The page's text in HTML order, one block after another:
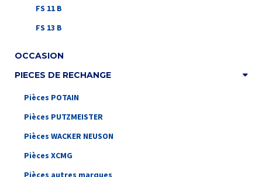
FS 11 B
FS 13 B
OCCASION
PIECES DE RECHANGE
Pièces POTAIN
Pièces PUTZMEISTER
Pièces WACKER NEUSON
Pièces XCMG
Pièces autres marques